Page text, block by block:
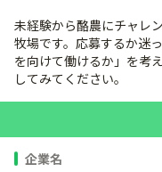
未経験から酪農にチャレ
牧場です。応募するか迷
を向けて働けるか」を考
してみてください。
企業名